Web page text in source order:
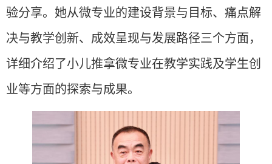
验分享。她从微专业的建设背景与目标、痛点解
决与教学创新、成效呈现与发展路径三个方面，
详细介绍了小儿推拿微专业在教学实践及学生创
业等方面的探索与成果。